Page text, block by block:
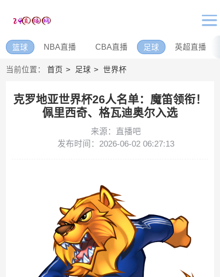
篮球 NBA直播 CBA直播 足球 英超直播
当前位置： 首页 足球 世界杯
克罗地亚世界杯26人名单：魔笛领衔！
佩里西奇、格瓦迪奥尔入选
来源：直播吧
发布时间：2026-06-02 06:27:13